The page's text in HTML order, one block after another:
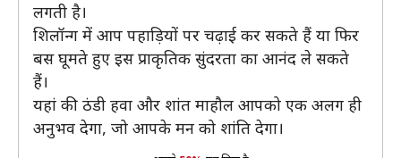
लगती है।
शिलॉन्ग में आप पहाड़ियों पर चढ़ाई कर सकते हैं या फिर
बस घूमते हुए इस प्राकृतिक सुंदरता का आनंद ले सकते
हैं।
यहां की ठंडी हवा और शांत माहौल आपको एक अलग ही
अनुभव देगा, जो आपके मन को शांति देगा।